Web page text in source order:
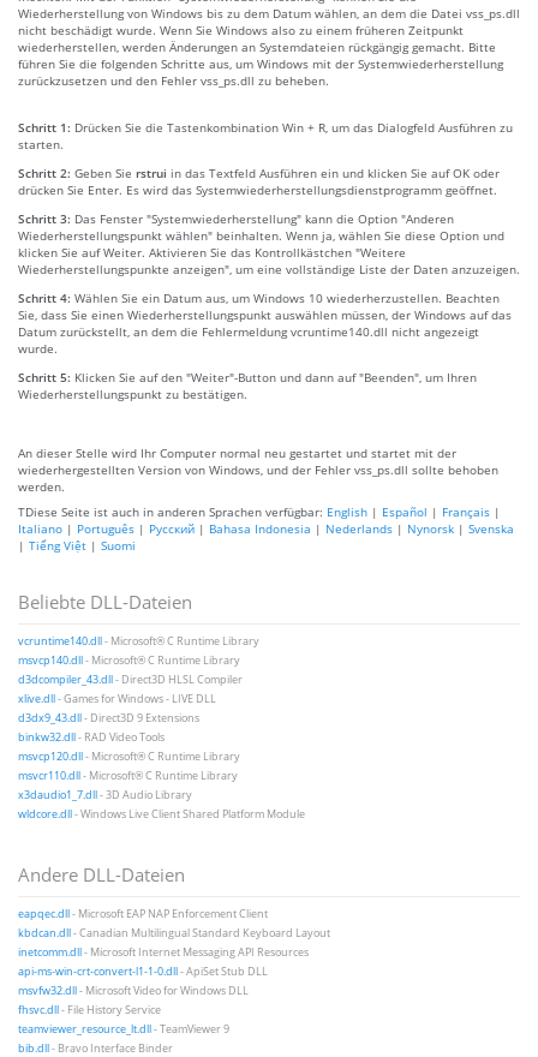
Wiederherstellung von Windows bis zu dem Datum wählen, an dem die Datei vss_ps.dll
nicht beschädigt wurde. Wenn Sie Windows also zu einem früheren Zeitpunkt
wiederherstellen, werden Änderungen an Systemdateien rückgängig gemacht. Bitte
führen Sie die folgenden Schritte aus, um Windows mit der Systemwiederherstellung
zurückzusetzen und den Fehler vss_ps.dll zu beheben.
Schritt 1: Drücken Sie die Tastenkombination Win + R, um das Dialogfeld Ausführen zu
starten.
Schritt 2: Geben Sie rstrui in das Textfeld Ausführen ein und klicken Sie auf OK oder
drücken Sie Enter. Es wird das Systemwiederherstellungsdienstprogramm geöffnet.
Schritt 3: Das Fenster "Systemwiederherstellung" kann die Option "Anderen
Wiederherstellungspunkt wählen" beinhalten. Wenn ja, wählen Sie diese Option und
klicken Sie auf Weiter. Aktivieren Sie das Kontrollkästchen "Weitere
Wiederherstellungspunkte anzeigen", um eine vollständige Liste der Daten anzuzeigen.
Schritt 4: Wählen Sie ein Datum aus, um Windows 10 wiederherzustellen. Beachten
Sie, dass Sie einen Wiederherstellungspunkt auswählen müssen, der Windows auf das
Datum zurückstellt, an dem die Fehlermeldung vcruntime140.dll nicht angezeigt
wurde.
Schritt 5: Klicken Sie auf den "Weiter"-Button und dann auf "Beenden", um Ihren
Wiederherstellungspunkt zu bestätigen.
An dieser Stelle wird Ihr Computer normal neu gestartet und startet mit der
wiederhergestellten Version von Windows, und der Fehler vss_ps.dll sollte behoben
werden.
TDiese Seite ist auch in anderen Sprachen verfügbar: English | Español | Français |
Italiano | Português | Русский | Bahasa Indonesia | Nederlands | Nynorsk | Svenska
| Tiếng Việt | Suomi
Beliebte DLL-Dateien
vcruntime140.dll- Microsoft® C Runtime Library
msvcp140.dll- Microsoft® C Runtime Library
d3dcompiler_43.dll- Direct3D HLSL Compiler
xlive.dll- Games for Windows - LIVE DLL
d3dx9_43.dll- Direct3D 9 Extensions
binkw32.dll- RAD Video Tools
msvcp120.dll- Microsoft® C Runtime Library
msvcr110.dll- Microsoft® C Runtime Library
x3daudio1_7.dll- 3D Audio Library
wldcore.dll- Windows Live Client Shared Platform Module
Andere DLL-Dateien
eapqec.dll- Microsoft EAP NAP Enforcement Client
kbdcan.dll- Canadian Multilingual Standard Keyboard Layout
inetcomm.dll- Microsoft Internet Messaging API Resources
api-ms-win-crt-convert-l1-1-0.dll- ApiSet Stub DLL
msvfw32.dll- Microsoft Video for Windows DLL
fhsvc.dll- File History Service
teamviewer_resource_lt.dll- TeamViewer 9
bib.dll- Bravo Interface Binder